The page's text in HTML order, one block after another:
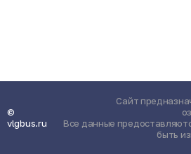
©
vlgbus.ru
Сайт
Все данные
быть